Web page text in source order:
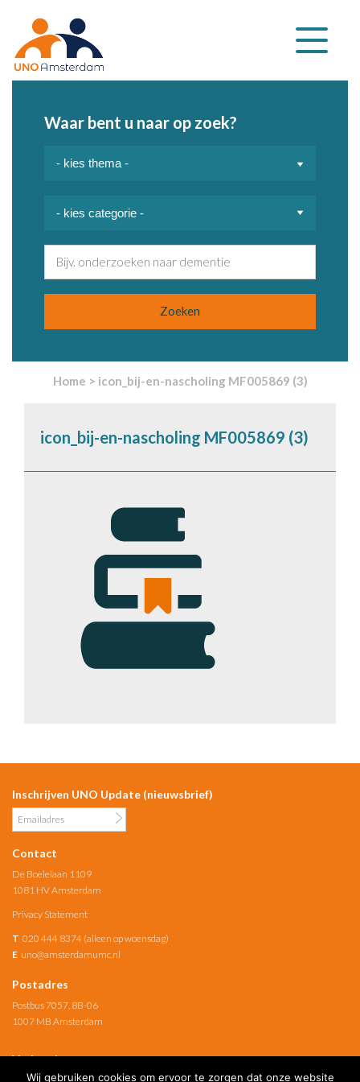
Klap
navigatie
Waar bent u naar op zoek?
Home > icon_bij-en-nascholing MF005869 (3)
icon_bij-en-nascholing MF005869 (3)
Inschrijven UNO Update (nieuwsbrief)
Contact
De Boelelaan 1109
1081 HV Amsterdam
Privacy Statement
T 020 444 8374 (alleen op woensdag)
E uno@amsterdamumc.nl
Postadres
Postbus 7057, 8B-06
1007 MB Amsterdam
Verbonden met
Wij gebruiken cookies om ervoor te zorgen dat onze website